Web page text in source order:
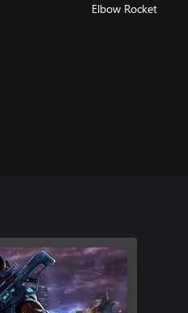
Elbow Rocket